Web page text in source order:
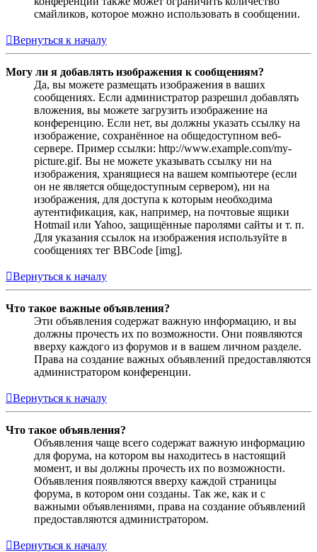
смайликов, которое можно использовать в сообщении.
Вернуться к началу
Могу ли я добавлять изображения к сообщениям?
Да, вы можете размещать изображения в ваших
сообщениях. Если администратор разрешил добавлять
вложения, вы можете загрузить изображение на
конференцию. Если нет, вы должны указать ссылку на
изображение, сохранённое на общедоступном веб-
сервере. Пример ссылки: http://www.example.com/my-
picture.gif. Вы не можете указывать ссылку ни на
изображения, хранящиеся на вашем компьютере (если
он не является общедоступным сервером), ни на
изображения, для доступа к которым необходима
аутентификация, как, например, на почтовые ящики
Hotmail или Yahoo, защищённые паролями сайты и т. п.
Для указания ссылок на изображения используйте в
сообщениях тег BBCode [img].
Вернуться к началу
Что такое важные объявления?
Эти объявления содержат важную информацию, и вы
должны прочесть их по возможности. Они появляются
вверху каждого из форумов и в вашем личном разделе.
Права на создание важных объявлений предоставляются
администратором конференции.
Вернуться к началу
Что такое объявления?
Объявления чаще всего содержат важную информацию
для форума, на котором вы находитесь в настоящий
момент, и вы должны прочесть их по возможности.
Объявления появляются вверху каждой страницы
форума, в котором они созданы. Так же, как и с
важными объявлениями, права на создание объявлений
предоставляются администратором.
Вернуться к началу